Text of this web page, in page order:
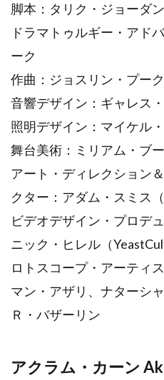
脚本：タリク・ジョーダン
ドラマトゥルギー・アド
ーク
作曲：ジョスリン・プーク
音響デザイン：ギャレス
照明デザイン：マイケル
舞台美術：ミリアム・ブ
アート・ディレクション
クター：アダム・スミス
ビデオデザイン・プロデ
ニック・ヒレル（
ロトスコープ・アーティ
マン・アザリ、ナターシ
Ｒ・バザーリン
アクラム・カーン